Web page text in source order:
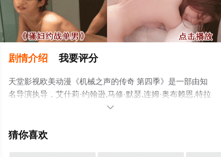
剧情介绍 我要评分
天堂影视欧美动漫《机械之声的传奇 第四季》是一部由知
名导演执导，艾什莉·约翰逊,马修·默瑟,连姆·奥布赖恩,特拉
维斯·威林厄姆,萨姆·里格尔,塔利辛·贾夫,劳拉·贝利,玛丽莎·
集），手机免费观看高清无删减完整版动漫全集就上天堂

猜你喜欢